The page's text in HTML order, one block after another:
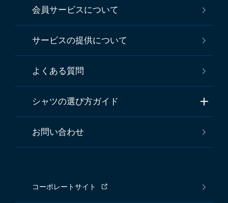
会員サービスについて
サービスの提供について
よくある質問
シャツの選び方ガイド
お問い合わせ
コーポレートサイト